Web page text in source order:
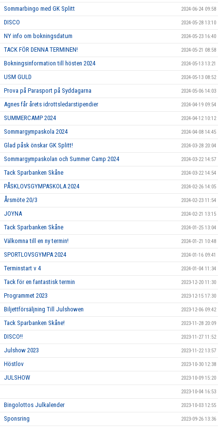
Sommarbingo med GK Splitt 2024-06-24 09:58
DISCO 2024-05-28 13:10
NY info om bokningsdatum 2024-05-23 16:40
TACK FÖR DENNA TERMINEN! 2024-05-21 08:58
Bokningsinformation till hösten 2024 2024-05-13 13:21
USM GULD 2024-05-13 08:52
Prova på Parasport på Syddagarna 2024-05-06 14:03
Agnes får årets idrottsledarstipendier 2024-04-19 09:54
SUMMERCAMP 2024 2024-04-12 10:12
Sommargympaskola 2024 2024-04-08 14:45
Glad påsk önskar GK Splitt! 2024-03-28 20:04
Sommargympaskolan och Summer Camp 2024 2024-03-22 14:57
Tack Sparbanken Skåne 2024-03-22 14:54
PÅSKLOVSGYMPASKOLA 2024 2024-02-26 14:05
Årsmöte 20/3 2024-02-23 11:54
JOYNA 2024-02-21 13:15
Tack Sparbanken Skåne 2024-01-25 13:04
Välkomna till en ny termin! 2024-01-21 10:48
SPORTLOVSGYMPA 2024 2024-01-16 09:41
Terminstart v 4 2024-01-04 11:34
Tack för en fantastisk termin 2023-12-20 11:30
Programmet 2023 2023-12-15 17:30
Biljettförsäljning Till Julshowen 2023-12-06 09:42
Tack Sparbanken Skåne! 2023-11-28 20:09
DISCO!! 2023-11-27 11:52
Julshow 2023 2023-11-22 13:57
Höstlov 2023-10-30 12:38
JULSHOW 2023-10-09 15:20
2023-10-04 16:53
Bingolottos Julkalender 2023-10-03 12:55
Sponsring 2023-09-26 13:36